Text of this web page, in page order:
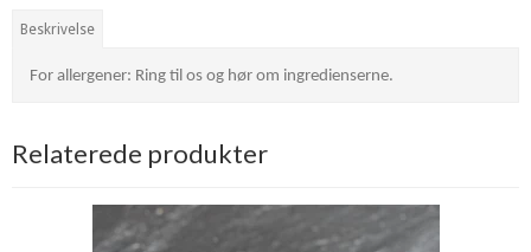
Beskrivelse
For allergener: Ring til os og hør om ingredienserne.
Relaterede produkter